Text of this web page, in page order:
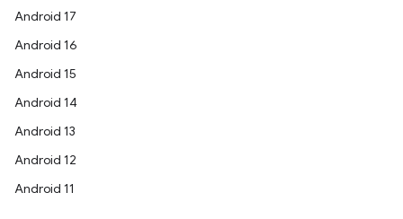
Android 17
Android 16
Android 15
Android 14
Android 13
Android 12
Android 11